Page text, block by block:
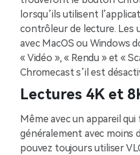
lorsqu’ils utilisent
contrôleur de lecture. Les
avec MacOS ou Windows
« Vidéo », « Rendu » et «
Chromecast s’il est
Lectures 4K et
Même avec un appareil
généralement avec moins
pouvez toujours utiliser